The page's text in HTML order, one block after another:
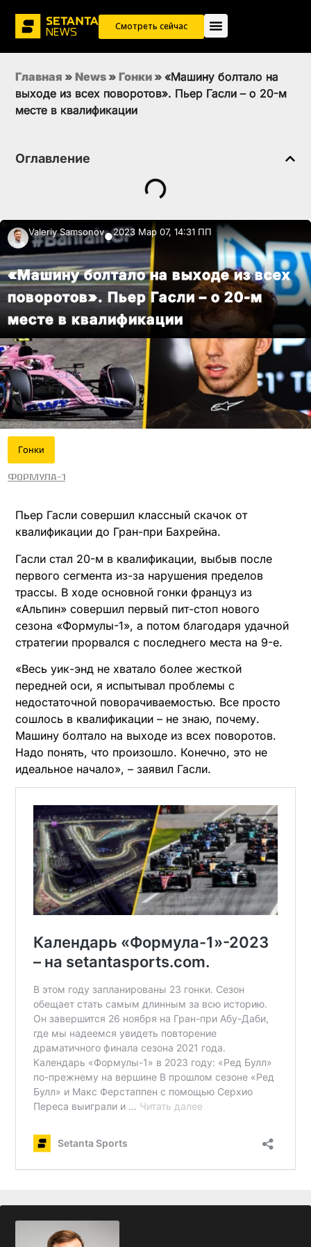
Смотреть сейчас
Главная » News » Гонки » «Машину болтало на
выходе из всех поворотов». Пьер Гасли – о 20-м
месте в квалификации
Оглавление
Valeriy Samsonov●2023 Мар 07, 14:31 ПП
«Машину болтало на выходе из всех
поворотов». Пьер Гасли – о 20-м
месте в квалификации
Гонки
Формула-1
Пьер Гасли совершил классный скачок от
квалификации до Гран-при Бахрейна.
Гасли стал 20-м в квалификации, выбыв после
первого сегмента из-за нарушения пределов
трассы. В ходе основной гонки француз из
«Альпин» совершил первый пит-стоп нового
сезона «Формулы-1», а потом благодаря удачной
стратегии прорвался с последнего места на 9-е.
«Весь уик-энд не хватало более жесткой
передней оси, я испытывал проблемы с
недостаточной поворачиваемостью. Все просто
сошлось в квалификации – не знаю, почему.
Машину болтало на выходе из всех поворотов.
Надо понять, что произошло. Конечно, это не
идеальное начало», – заявил Гасли.